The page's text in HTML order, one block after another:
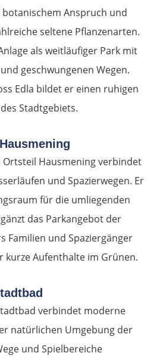
Anspruch und
seltene Pflanzenarten.
als weitläufiger Park mit
geschwungenen Wegen.
Edla bildet er einen ruhigen
Stadtgebiets.
Hausmening verbindet
und Spazierwegen. Er
für die umliegenden
das Parkangebot der
Familien und Spaziergänger
kurze Aufenthalte im Grünen.
verbindet moderne
natürlichen Umgebung der
und Spielbereiche